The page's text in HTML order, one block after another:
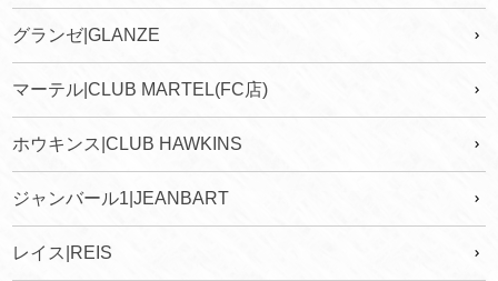
グランゼ|GLANZE
マーテル|CLUB MARTEL(FC店)
ホウキンス|CLUB HAWKINS
ジャンバール1|JEANBART
レイス|REIS